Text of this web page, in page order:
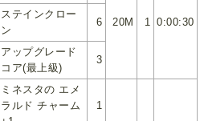
20M 1 0:00:30
ステインクロー
ン
6
アップグレード
コア(最上級)
3
ミネスタの エメ
ラルド チャーム
1